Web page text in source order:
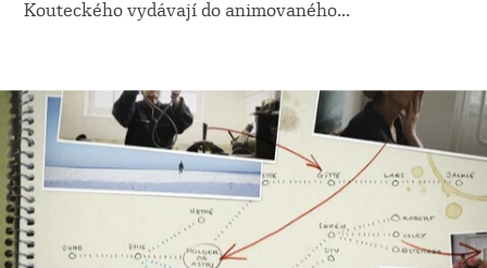
Kouteckého vydávají do animovaného...